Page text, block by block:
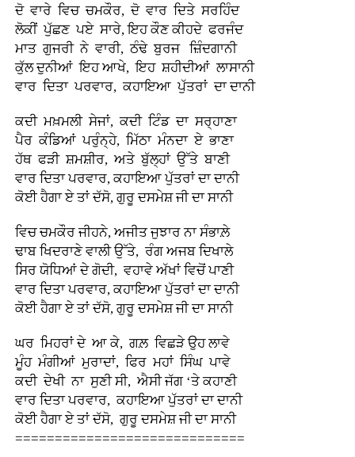
ਦੋ ਵਾਰੇ ਵਿਚ ਚਮਕੌਰ, ਦੋ ਵਾਰ ਦਿਤੇ ਸਰਹਿੰਦ
ਲੋਕੀਂ ਪੁੱਛਣ ਪਏ ਸਾਰੇ, ਇਹ ਕੌਣ ਕੀਹਦੇ ਫਰਜੰਦ
ਮਾਤ ਗੁਜਰੀ ਨੇ ਵਾਰੀ, ਠੰਢੇ ਬੁਰਜ ਜ਼ਿੰਦਗਾਨੀ
ਕੁੱਲ ਦੁਨੀਆਂ ਇਹ ਆਖੇ, ਇਹ ਸ਼ਹੀਦੀਆਂ ਲਾਸਾਨੀ
ਵਾਰ ਦਿਤਾ ਪਰਵਾਰ, ਕਹਾਇਆ ਪੁੱਤਰਾਂ ਦਾ ਦਾਨੀ
ਕਦੀ ਮਖ਼ਮਲੀ ਸੇਜਾਂ, ਕਦੀ ਟਿੰਡ ਦਾ ਸਰ੍ਹਾਣਾ
ਪੈਰ ਕੰਡਿਆਂ ਪਰੁੰਨ੍ਹੇ, ਮਿੱਠਾ ਮੰਨਦਾ ਏ ਭਾਣਾ
ਹੱਥ ਫੜੀ ਸ਼ਮਸ਼ੀਰ, ਅਤੇ ਬੁੱਲ੍ਹਾਂ ਉੱਤੇ ਬਾਣੀ
ਵਾਰ ਦਿਤਾ ਪਰਵਾਰ, ਕਹਾਇਆ ਪੁੱਤਰਾਂ ਦਾ ਦਾਨੀ
ਕੋਈ ਹੈਗਾ ਏ ਤਾਂ ਦੱਸੋ, ਗੁਰੂ ਦਸਮੇਸ਼ ਜੀ ਦਾ ਸਾਨੀ
ਵਿਚ ਚਮਕੌਰ ਜੀਹਨੇ, ਅਜੀਤ ਜੁਝਾਰ ਨਾ ਸੰਭਾਲ਼ੇ
ਢਾਬ ਖਿਦਰਾਣੇ ਵਾਲੀ ਉੱਤੇ, ਰੰਗ ਅਜਬ ਦਿਖਾਲੇ
ਸਿਰ ਯੋਧਿਆਂ ਦੇ ਗੋਦੀ, ਵਹਾਵੇ ਅੱਖਾਂ ਵਿਚੋਂ ਪਾਣੀ
ਵਾਰ ਦਿਤਾ ਪਰਵਾਰ, ਕਹਾਇਆ ਪੁੱਤਰਾਂ ਦਾ ਦਾਨੀ
ਕੋਈ ਹੈਗਾ ਏ ਤਾਂ ਦੱਸੋ, ਗੁਰੂ ਦਸਮੇਸ਼ ਜੀ ਦਾ ਸਾਨੀ
ਘਰ ਮਿਹਰਾਂ ਦੇ ਆ ਕੇ, ਗਲ਼ ਵਿਛੜੇ ਉਹ ਲਾਵੇ
ਮੂੰਹ ਮੰਗੀਆਂ ਮੁਰਾਦਾਂ, ਫਿਰ ਮਹਾਂ ਸਿੰਘ ਪਾਵੇ
ਕਦੀ ਦੇਖੀ ਨਾ ਸੁਣੀ ਸੀ, ਐਸੀ ਜੱਗ ‘ਤੇ ਕਹਾਣੀ
ਵਾਰ ਦਿਤਾ ਪਰਵਾਰ, ਕਹਾਇਆ ਪੁੱਤਰਾਂ ਦਾ ਦਾਨੀ
ਕੋਈ ਹੈਗਾ ਏ ਤਾਂ ਦੱਸੋ, ਗੁਰੂ ਦਸਮੇਸ਼ ਜੀ ਦਾ ਸਾਨੀ
=============================